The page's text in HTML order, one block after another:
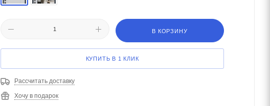
В КОРЗИНУ
КУПИТЬ В 1 КЛИК
Рассчитать доставку
Хочу в подарок